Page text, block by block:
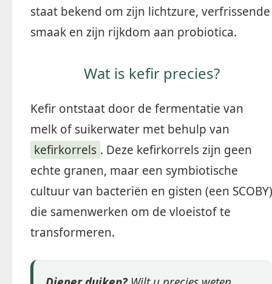
staat bekend om zijn lichtzure, verfrissende
smaak en zijn rijkdom aan probiotica.
Wat is kefir precies?
Kefir ontstaat door de fermentatie van
melk of suikerwater met behulp van
kefirkorrels . Deze kefirkorrels zijn geen
echte granen, maar een symbiotische
cultuur van bacteriën en gisten (een SCOBY)
die samenwerken om de vloeistof te
transformeren.